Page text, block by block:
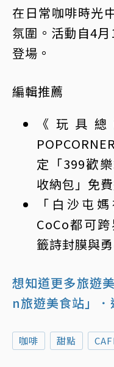
在日常咖啡時光
氛圍。活動自4
登場。
編輯推薦
《玩具
定「399歡
收納包」免
「白沙屯
CoCo都可
籤詩封膜與
想知道更多旅遊
n旅遊美食站」
咖啡 甜點